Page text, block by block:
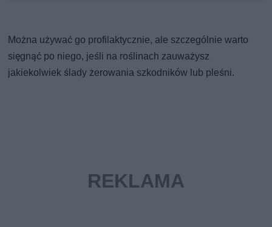
Można używać go profilaktycznie, ale szczególnie warto
sięgnąć po niego, jeśli na roślinach zauważysz
jakiekolwiek ślady żerowania szkodników lub pleśni.